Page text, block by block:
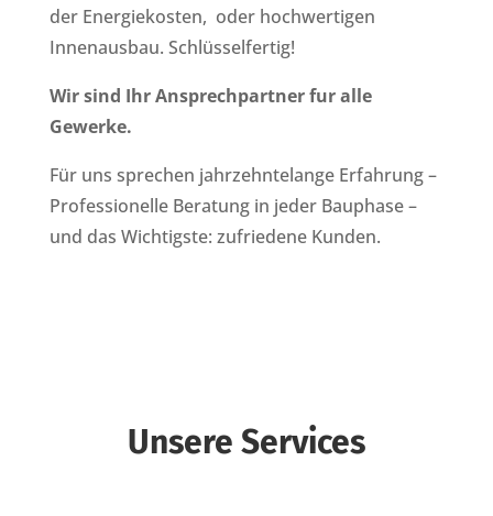
der Energiekosten, oder hochwertigen
Innenausbau. Schlüsselfertig!
Wir sind Ihr Ansprechpartner fur alle
Gewerke.
Für uns sprechen jahrzehntelange Erfahrung –
Professionelle Beratung in jeder Bauphase –
und das Wichtigste: zufriedene Kunden.
Unsere Services